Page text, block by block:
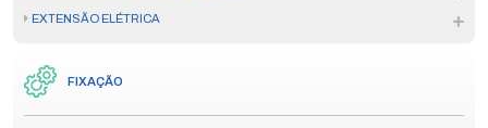
EXTENSÃO ELÉTRICA
FIXAÇÃO